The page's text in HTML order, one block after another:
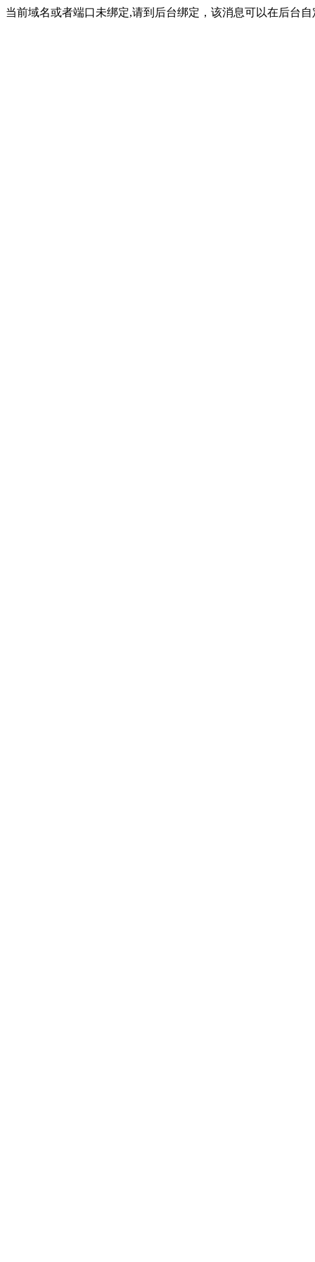
当前域名或者端口未绑定,请到后台绑定，该消息可以在后台自